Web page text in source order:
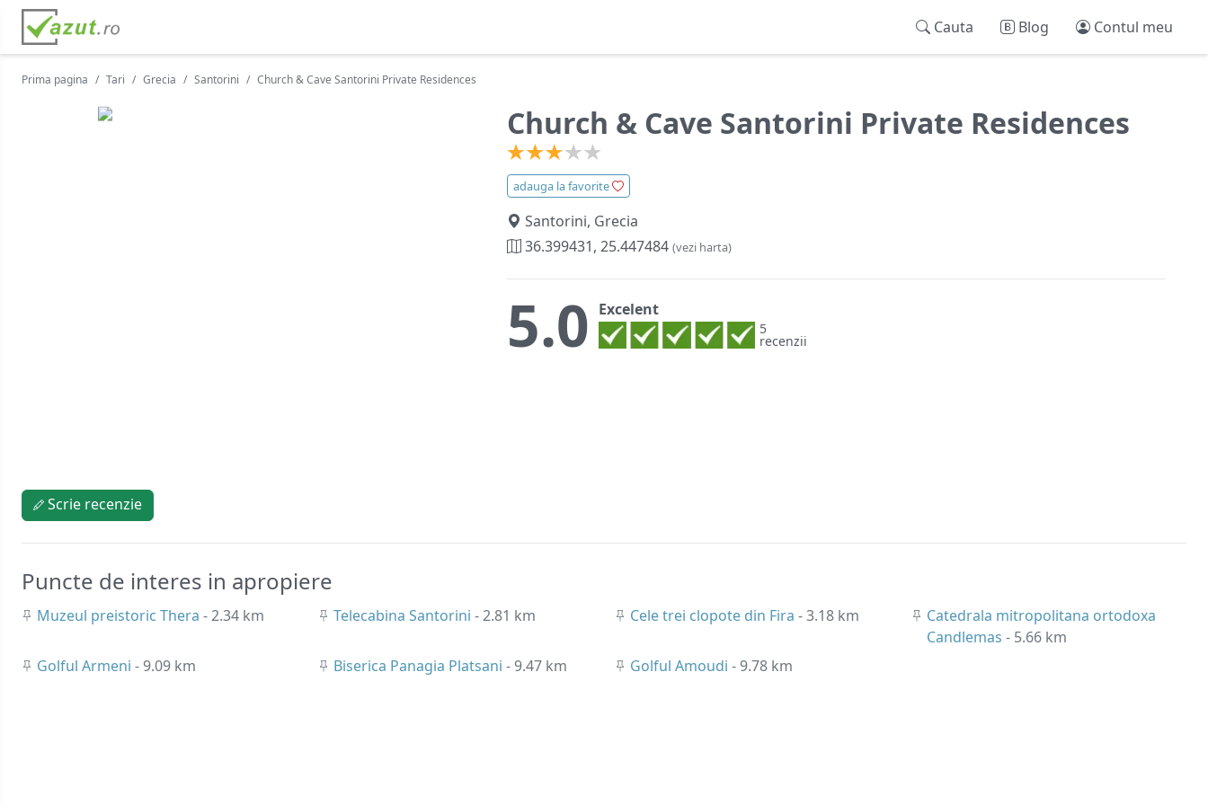
Cauta Blog Contul meu
Prima pagina Tari Grecia Santorini Church & Cave Santorini Private Residences
Church & Cave Santorini Private Residences
adauga la favorite
Santorini, Grecia
36.399431, 25.447484 (vezi harta)
5.0 Excelent
5
recenzii
Scrie recenzie
Puncte de interes in apropiere
Muzeul preistoric Thera - 2.34 km Telecabina Santorini - 2.81 km Cele trei clopote din Fira - 3.18 km
Catedrala mitropolitana ortodoxa
Candlemas - 5.66 km
Golful Armeni - 9.09 km Biserica Panagia Platsani - 9.47 km Golful Amoudi - 9.78 km